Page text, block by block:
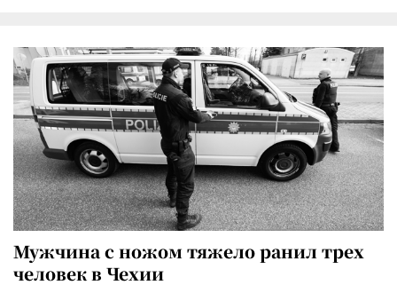
Мужчина с ножом тяжело ранил трех
человек в Чехии